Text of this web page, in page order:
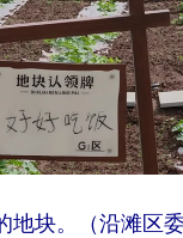
地块。（沿滩区